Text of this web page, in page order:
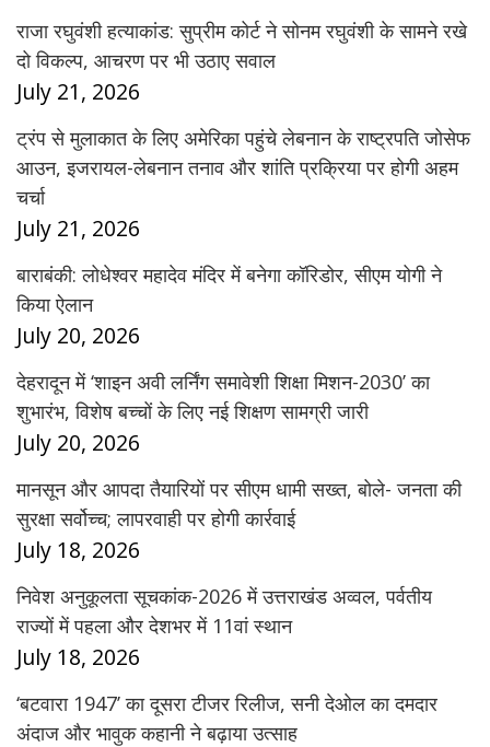
राजा रघुवंशी हत्याकांड: सुप्रीम कोर्ट ने सोनम रघुवंशी के सामने रखे
दो विकल्प, आचरण पर भी उठाए सवाल
July 21, 2026
ट्रंप से मुलाकात के लिए अमेरिका पहुंचे लेबनान के राष्ट्रपति जोसेफ
आउन, इजरायल-लेबनान तनाव और शांति प्रक्रिया पर होगी अहम
चर्चा
July 21, 2026
बाराबंकी: लोधेश्वर महादेव मंदिर में बनेगा कॉरिडोर, सीएम योगी ने
किया ऐलान
July 20, 2026
देहरादून में ‘शाइन अवी लर्निंग समावेशी शिक्षा मिशन-2030’ का
शुभारंभ, विशेष बच्चों के लिए नई शिक्षण सामग्री जारी
July 20, 2026
मानसून और आपदा तैयारियों पर सीएम धामी सख्त, बोले- जनता की
सुरक्षा सर्वोच्च; लापरवाही पर होगी कार्रवाई
July 18, 2026
निवेश अनुकूलता सूचकांक-2026 में उत्तराखंड अव्वल, पर्वतीय
राज्यों में पहला और देशभर में 11वां स्थान
July 18, 2026
‘बटवारा 1947’ का दूसरा टीजर रिलीज, सनी देओल का दमदार
अंदाज और भावुक कहानी ने बढ़ाया उत्साह